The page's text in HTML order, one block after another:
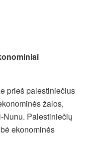
prieš palestiniečius
žalos,
Nunu. Palestiniečių
ekonominės